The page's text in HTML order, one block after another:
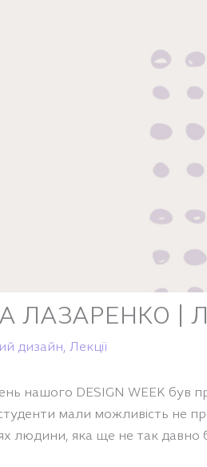
ЛАЗАРЕНКО |
дизайн Лекції
нашого DESIGN WEEK був
мали можливість не
людини, яка ще не так давно